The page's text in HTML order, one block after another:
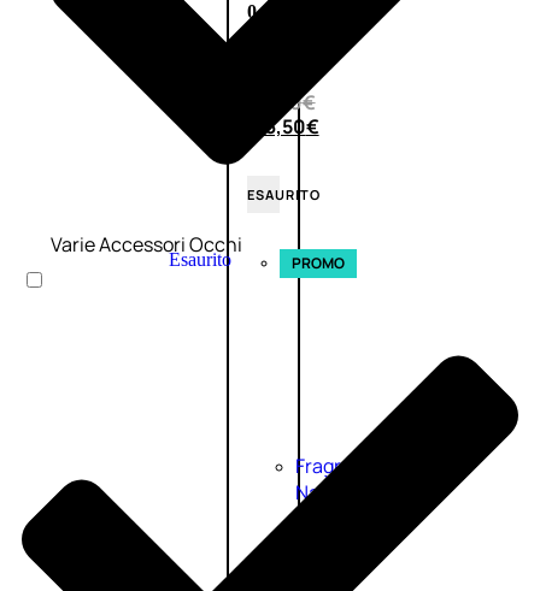
0su
58,00€
43,50€
ESAURITO
Esaurito PROMO
Fragranze
Nature
Varie Accessori Occhi